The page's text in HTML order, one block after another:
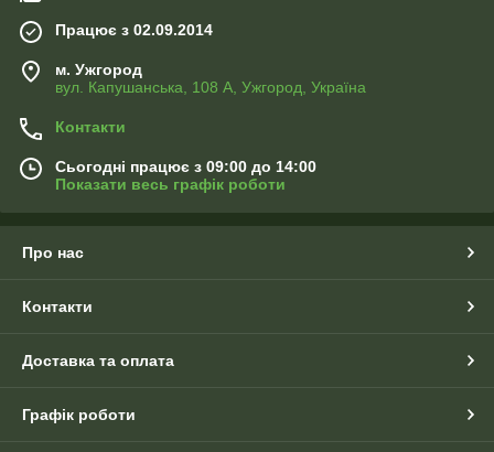
Працює з 02.09.2014
м. Ужгород
вул. Капушанська, 108 А, Ужгород, Україна
Контакти
Сьогодні працює з 09:00 до 14:00
Показати весь графік роботи
Про нас
Контакти
Доставка та оплата
Графік роботи